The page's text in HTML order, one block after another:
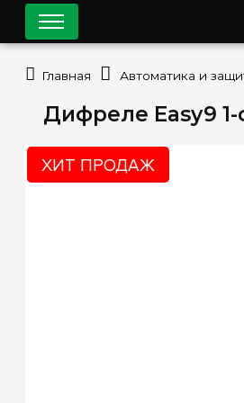
Дифреле Easy9 1-
ХИТ ПРОДАЖ
Главная Автоматика и